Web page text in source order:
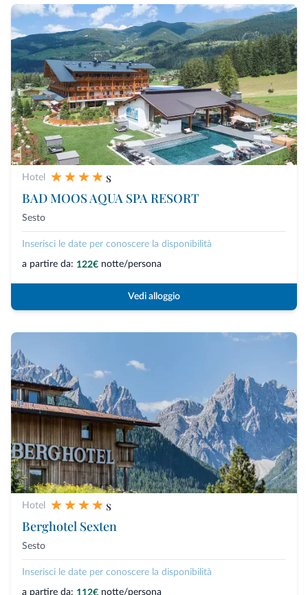
Hotel
s
BAD MOOS AQUA SPA RESORT
Sesto
Inserisci le date per conoscere la disponibilità
a partire da: 122€ notte/persona
Vedi alloggio
Hotel
s
Berghotel Sexten
Sesto
Inserisci le date per conoscere la disponibilità
a partire da: 112€ notte/persona